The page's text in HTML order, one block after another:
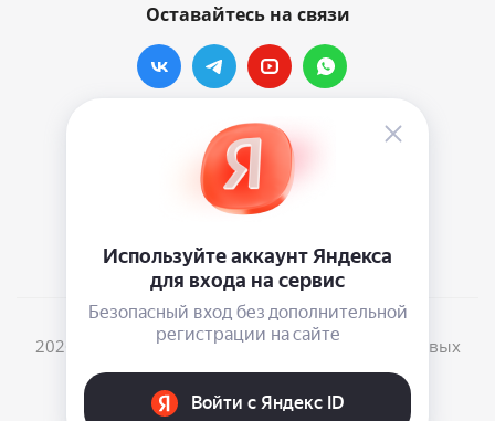
Оставайтесь на связи
Наши контакты
info@vinylmarkt.ru
2026 © Винилмаркт - интернет-магазин виниловых
пластинок